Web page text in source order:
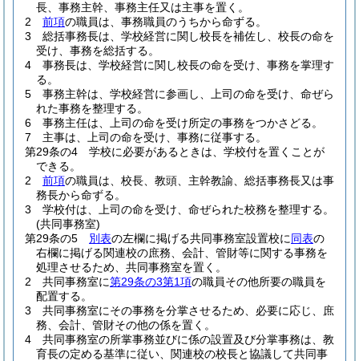
長、事務主幹、事務主任又は主事を置く。
2
前項の職員は、事務職員のうちから命ずる。
3
総括事務長は、学校経営に関し校長を補佐し、校長の命を
受け、事務を総括する。
4
事務長は、学校経営に関し校長の命を受け、事務を掌理す
る。
5
事務主幹は、学校経営に参画し、上司の命を受け、命ぜら
れた事務を整理する。
6
事務主任は、上司の命を受け所定の事務をつかさどる。
7
主事は、上司の命を受け、事務に従事する。
第29条の4
学校に必要があるときは、学校付を置くことが
できる。
2
前項の職員は、校長、教頭、主幹教諭、総括事務長又は事
務長から命ずる。
3
学校付は、上司の命を受け、命ぜられた校務を整理する。
(共同事務室)
第29条の5
別表の左欄に掲げる共同事務室設置校に同表の
右欄に掲げる関連校の庶務、会計、管財等に関する事務を
処理させるため、共同事務室を置く。
2
共同事務室に第29条の3第1項の職員その他所要の職員を
配置する。
3
共同事務室にその事務を分掌させるため、必要に応じ、庶
務、会計、管財その他の係を置く。
4
共同事務室の所掌事務並びに係の設置及び分掌事務は、教
育長の定める基準に従い、関連校の校長と協議して共同事